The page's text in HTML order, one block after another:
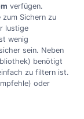
verfügen.
Sichern zu
lustige
wenig
sein. Neben
benötigt
zu filtern ist.
oder